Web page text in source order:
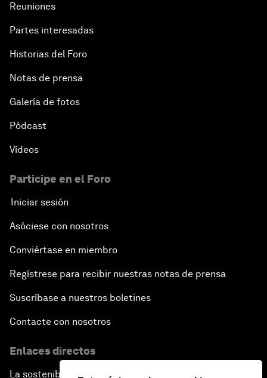
Reuniones
Partes interesadas
Historias del Foro
Notas de prensa
Galería de fotos
Pódcast
Vídeos
Participe en el Foro
Iniciar sesión
Asóciese con nosotros
Conviértase en miembro
Regístrese para recibir nuestras notas de prensa
Suscríbase a nuestros boletines
Contacte con nosotros
Enlaces directos
La sostenibilidad en el Foro